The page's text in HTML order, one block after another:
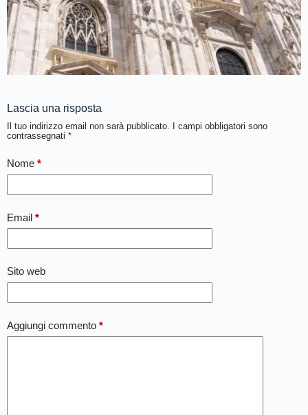
Lascia una risposta
Il tuo indirizzo email non sarà pubblicato.
I campi obbligatori sono
contrassegnati *
Nome *
Email *
Sito web
Aggiungi commento *